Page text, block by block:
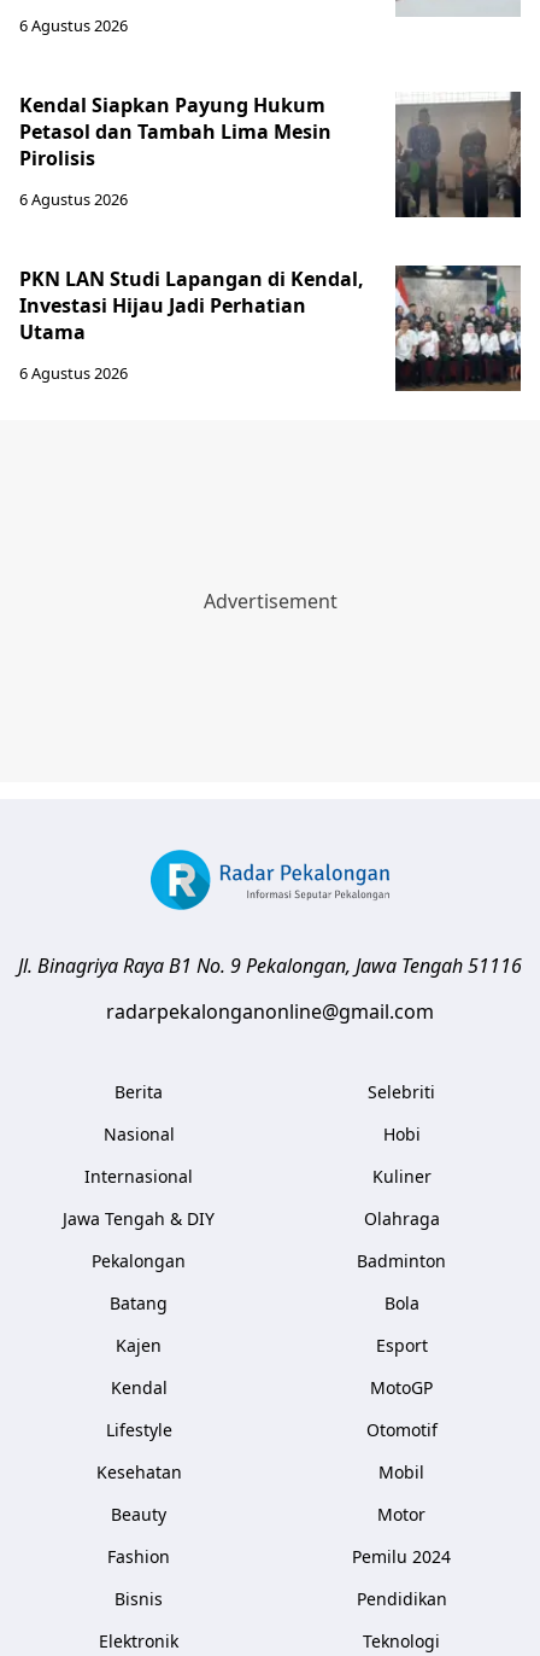
6 Agustus 2026
Kendal Siapkan Payung Hukum
Petasol dan Tambah Lima Mesin
Pirolisis
6 Agustus 2026
PKN LAN Studi Lapangan di Kendal,
Investasi Hijau Jadi Perhatian
Utama
6 Agustus 2026
Jl. Binagriya Raya B1 No. 9Pekalongan, Jawa Tengah51116
radarpekalonganonline@gmail.com
Berita
Nasional
Internasional
Jawa Tengah & DIY
Pekalongan
Batang
Kajen
Kendal
Lifestyle
Kesehatan
Beauty
Fashion
Bisnis
Elektronik
Selebriti
Hobi
Kuliner
Olahraga
Badminton
Bola
Esport
MotoGP
Otomotif
Mobil
Motor
Pemilu 2024
Pendidikan
Teknologi